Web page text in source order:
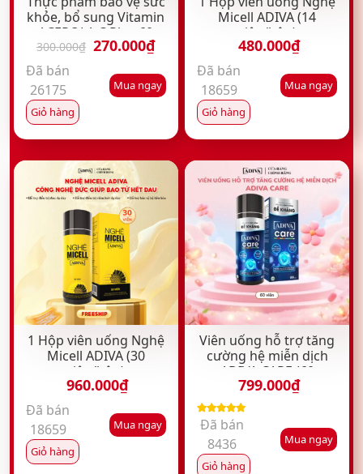
khỏe, bổ sung Vitamin
ACEROLA C Plus 60
viên/hộp
300.000₫ Giá
300.000₫.
270.000₫Giá
tại
là:
270.000₫.
Đã bán
26175
Giỏ hàng
Mua ngay
Micell ADIVA (14
viên/hộp)
480.000₫
Đã bán
18659
Giỏ hàng
Mua ngay
1 Hộp viên uống Nghệ
Micell ADIVA (30
viên/hộp)
960.000₫
Đã bán
18659
Giỏ hàng
Mua ngay
Viên uống hỗ trợ tăng
cường hệ miễn dịch
ADIVA CARE (60
viên/hộp)
799.000₫
Được xếp
sao
Đã bán
8436
Giỏ hàng
Mua ngay